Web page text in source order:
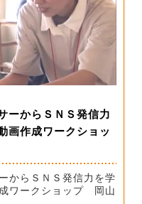
ーからＳＮＳ発信力
作成ワークショッ
からＳＮＳ発信力を学
ワークショップ 岡山